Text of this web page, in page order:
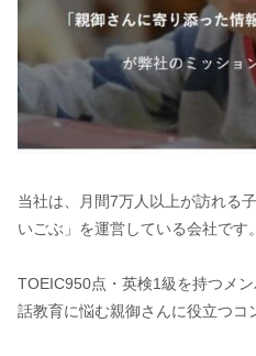
当社は、月間7万人以上が訪れる
いごぶ」を運営している会社です。
TOEIC950点・英検1級を持つメ
話教育に悩む親御さんに役立つコ